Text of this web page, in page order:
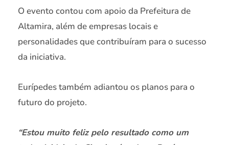
O evento contou com apoio da Prefeitura de
Altamira, além de empresas locais e
personalidades que contribuíram para o sucesso
da iniciativa.
Eurípedes também adiantou os planos para o
futuro do projeto.
“Estou muito feliz pelo resultado como um